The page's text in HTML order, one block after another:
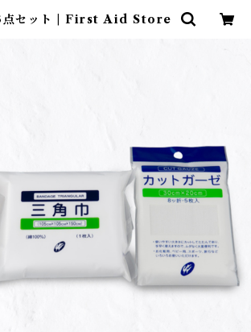
点セット | First Aid Store